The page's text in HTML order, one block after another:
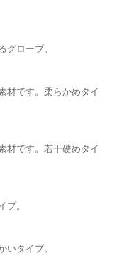
グローブ。
材です。柔らかめタイ
材です。若干硬めタイ
プ。
いタイプ。